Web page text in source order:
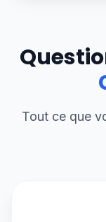
Tout ce que